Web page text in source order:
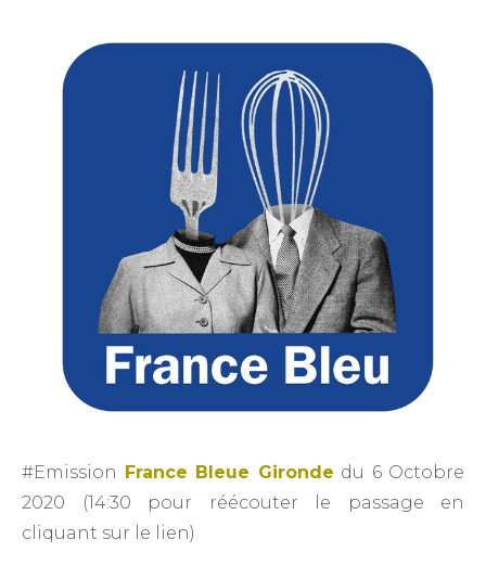
#Emission France Bleue Gironde du 6 Octobre
2020 (14:30 pour réécouter le passage en
cliquant sur le lien)